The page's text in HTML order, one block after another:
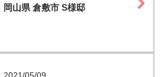
岡山県 倉敷市 S様邸